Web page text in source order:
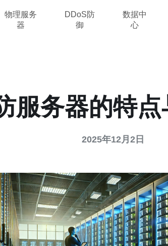
物理服务
器
DDoS防
御
数据中
心
服务器的特
2025年12月2日